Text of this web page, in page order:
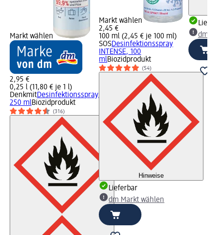
Markt wählen
2,95 €
0,25 l (11,80 € je 1 l)
DenkmitDesinfektionsspray,
250 mlBiozidprodukt
(316)
Markt wählen
2,45 €
100 ml (2,45 € je 100 ml)
SOSDesinfektionsspray
INTENSE, 100
mlBiozidprodukt
(54)
Hinweise
Lieferbar
dm Markt wählen
dm